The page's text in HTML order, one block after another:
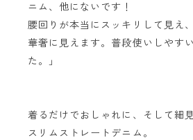
ニム、他にないです！
腰回りが本当にスッキリして見え
華奢に見えます。普段使いしやす
た。」
着るだけでおしゃれに、そして細
スリムストレートデニム。